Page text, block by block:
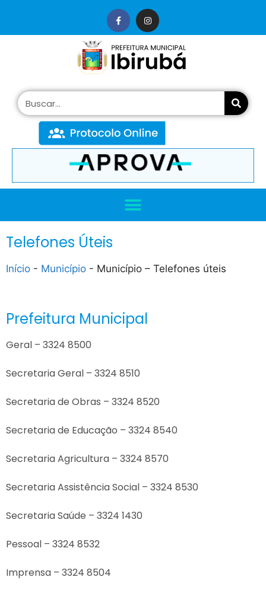
Telefones Úteis
Início - Município - Município – Telefones úteis
Prefeitura Municipal
Geral – 3324 8500
Secretaria Geral – 3324 8510
Secretaria de Obras – 3324 8520
Secretaria de Educação – 3324 8540
Secretaria Agricultura – 3324 8570
Secretaria Assistência Social – 3324 8530
Secretaria Saúde – 3324 1430
Pessoal – 3324 8532
Imprensa – 3324 8504